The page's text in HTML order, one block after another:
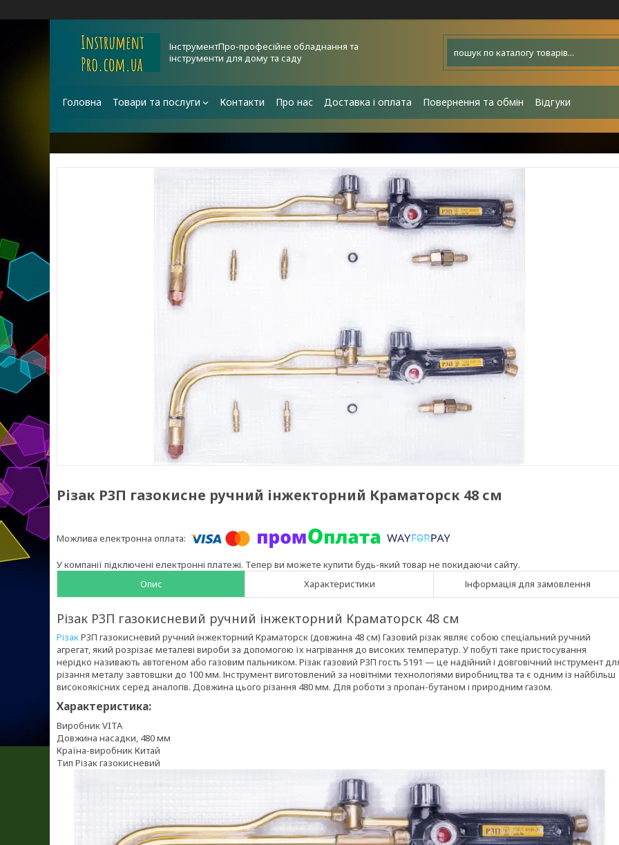
ІнструментПро-професійне обладнання та
інструменти для дому та саду
Головна Товари та послуги Контакти Про нас Доставка і оплата Повернення та обмін Відгуки
Різак Р3П газокисне ручний інжекторний Краматорск 48 см
У компанії підключені електронні платежі. Тепер ви можете купити будь-який товар не покидаючи сайту.
Опис
Характеристики Інформація для замовлення
Різак Р3П газокисневий ручний інжекторний Краматорск 48 см
РізакР3П газокисневий ручний інжекторний Краматорск (довжина 48 см) Газовий різак являє собою спеціальний ручний
агрегат, який розрізає металеві вироби за допомогою їх нагрівання до високих температур. У побуті таке пристосування
нерідко називають автогеном або газовим пальником. Різак газовий Р3П гость 5191 — це надійний і довговічний інструмент
різання металу завтовшки до 100 мм. Інструмент виготовлений за новітніми технологіями виробництва та є одним із найбільш
високоякісних серед аналогів. Довжина цього різання 480 мм. Для роботи з пропан-бутаном і природним газом.
Характеристика:
Виробник VITA
Довжина насадки, 480 мм
Країна-виробник Китай
Тип Різак газокисневий